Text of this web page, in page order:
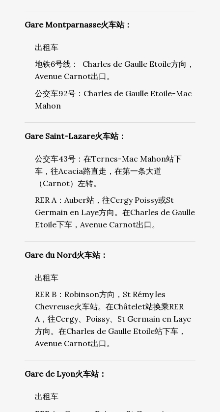
Gare Montparnasse火车站：
出租车
地铁6号线： Charles de Gaulle Etoile方向，
Avenue Carnot出口。
公交车92号：Charles de Gaulle Etoile-Mac
Mahon
Gare Saint-Lazare火车站：
公交车43号：在Ternes-Mac Mahon站下
车，往Acacia路直走，在第一条大道
（Carnot）左转。
RER A：Auber站，往Cergy Poissy或St
Germain en Laye方向。在Charles de Gaulle
Etoile下车，Avenue Carnot出口。
Gare du Nord火车站：
出租车
RER B：Robinson方向，St Rémy les
Chevreuse火车站。在Châtelet站换乘RER
A，往Cergy、Poissy、St Germain en Laye
方向。在Charles de Gaulle Etoile站下车，
Avenue Carnot出口。
Gare de Lyon火车站：
出租车